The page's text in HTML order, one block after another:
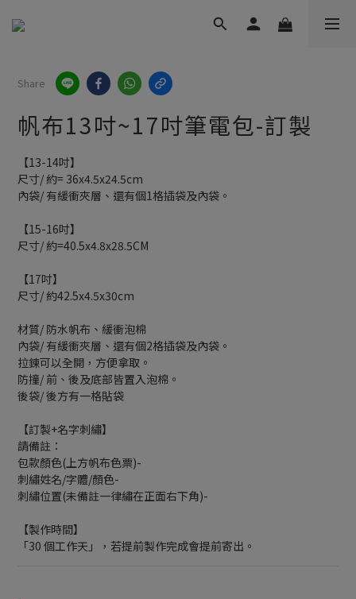
Share
帆布13吋~17吋筆電包-訂製
【13-14吋】
尺寸/ 約= 36x4.5x24.5cm
內袋/ 有緩衝夾層、還有個1格插袋及內袋。
【15-16吋】
尺寸/ 約=40.5x4.8x28.5CM
【17吋】
尺寸/ 約42.5x4.5x30cm
材質/ 防水帆布、緩衝泡棉
內袋/ 有緩衝夾層、還有個2格插袋及內袋。
拉鍊可以全開，方便拿取。
防撞/ 前、後及底部皆置入泡棉。
後袋/ 後方有一格貼袋
【訂製+名字刺繡】
請備註：
包款顏色(上方帆布色票)-
刺繡姓名/字體/顏色-
刺繡位置(未備註一律繡在正面右下角)-
【製作時間】
「30 個工作天」，若提前製作完成會提前寄出。